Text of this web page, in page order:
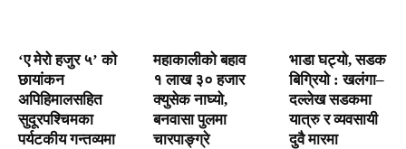
‘ए मेरो हजुर ५’ को
छायांकन
अपिहिमालसहित
सुदूरपश्चिमका
पर्यटकीय गन्तव्यमा
महाकालीको बहाव
१ लाख ३० हजार
क्युसेक नाघ्यो,
बनवासा पुलमा
चारपाङ्ग्रे
भाडा घट्यो, सडक
बिग्रियो : खलंगा–
दल्लेख सडकमा
यात्रु र व्यवसायी
दुवै मारमा